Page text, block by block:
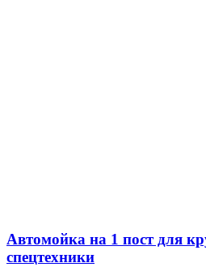
Автомойка на 1 пост для
спецтехники